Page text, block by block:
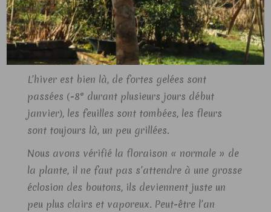
L’hiver est bien là, de fortes gelées sont
passées (-8° durant plusieurs jours début
janvier), les feuilles sont tombées, les fleurs
sont toujours là, un peu grillées.
Nous avons vérifié la floraison « normale » de
la plante, il ne faut pas s’attendre à une grosse
éclosion des boutons, ils deviennent juste un
peu plus clairs et vaporeux. Peut-être l’an